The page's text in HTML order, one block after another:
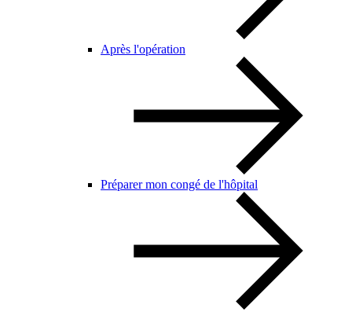
Après l'opération
Préparer mon congé de l'hôpital